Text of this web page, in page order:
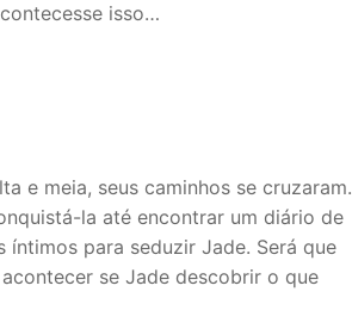
isso…
e meia, seus caminhos se cruzaram.
la até encontrar um diário de
para seduzir Jade. Será que
se Jade descobrir o que